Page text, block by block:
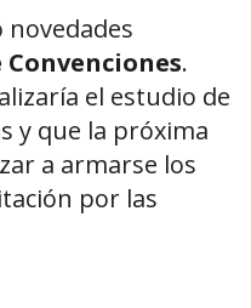
.
el estudio de
y que la próxima
a armarse los
por las